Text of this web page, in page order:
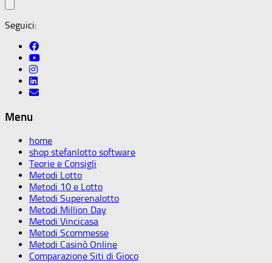
Seguici:
Menu
home
shop stefanlotto software
Teorie e Consigli
Metodi Lotto
Metodi 10 e Lotto
Metodi Superenalotto
Metodi Million Day
Metodi Vincicasa
Metodi Scommesse
Metodi Casinò Online
Comparazione Siti di Gioco